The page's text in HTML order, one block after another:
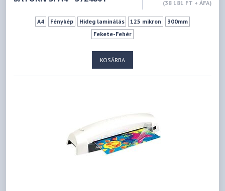
(38 181 FT + ÁFA)
A4 Fénykép Hideg laminálás 125 mikron
300mm
Fekete-Fehér
KOSÁRBA